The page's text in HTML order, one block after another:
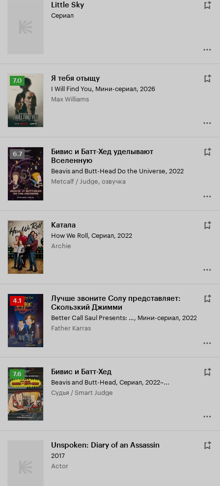
Little Sky
Сериал
Рейтинг
Кинопоиска
7.0
7.0 Я тебя отыщу
I Will Find You, Мини-сериал, 2026
Max Williams
Рейтинг
Кинопоиска
6.7
6.7
Бивис и Батт-Хед уделывают
Вселенную
Beavis and Butt-Head Do the Universe, 2022
Metcalf / Judge, озвучка
Катала
How We Roll, Сериал, 2022
Archie
Рейтинг
Кинопоиска
4.1
4.1
Лучше звоните Солу представляет:
Скользкий Джимми
Better Call Saul Presents: Slippin' Jimmy, Мини-сериал, 2022
Father Karras
Рейтинг
Кинопоиска
7.6
7.6 Бивис и Батт-Хед
Beavis and Butt-Head, Сериал, 2022–...
судья / Smart Judge
Unspoken: Diary of an Assassin
2017
Actor